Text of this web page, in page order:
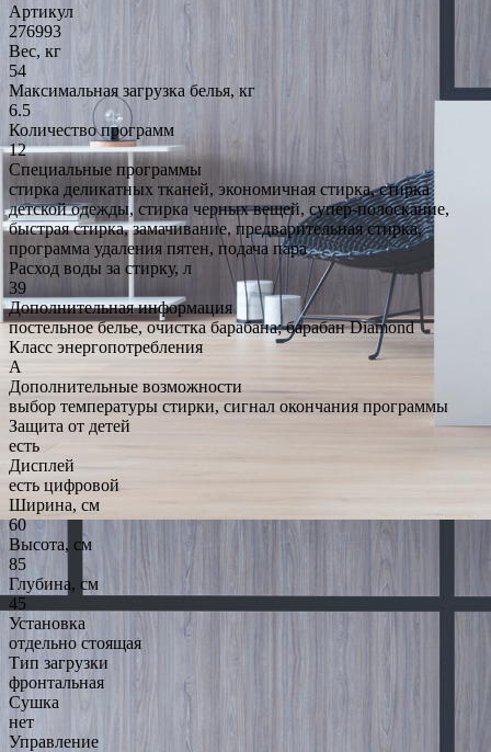
Артикул
276993
Вес, кг
54
Максимальная загрузка белья, кг
6.5
Количество программ
12
Специальные программы
стирка деликатных тканей, экономичная стирка, стирка
детской одежды, стирка черных вещей, супер-полоскание,
быстрая стирка, замачивание, предварительная стирка,
программа удаления пятен, подача пара
Расход воды за стирку, л
39
Дополнительная информация
постельное белье, очистка барабана; барабан Diamond
Класс энергопотребления
A
Дополнительные возможности
выбор температуры стирки, сигнал окончания программы
Защита от детей
есть
Дисплей
есть цифровой
Ширина, см
60
Высота, см
85
Глубина, см
45
Установка
отдельно стоящая
Тип загрузки
фронтальная
Сушка
нет
Управление